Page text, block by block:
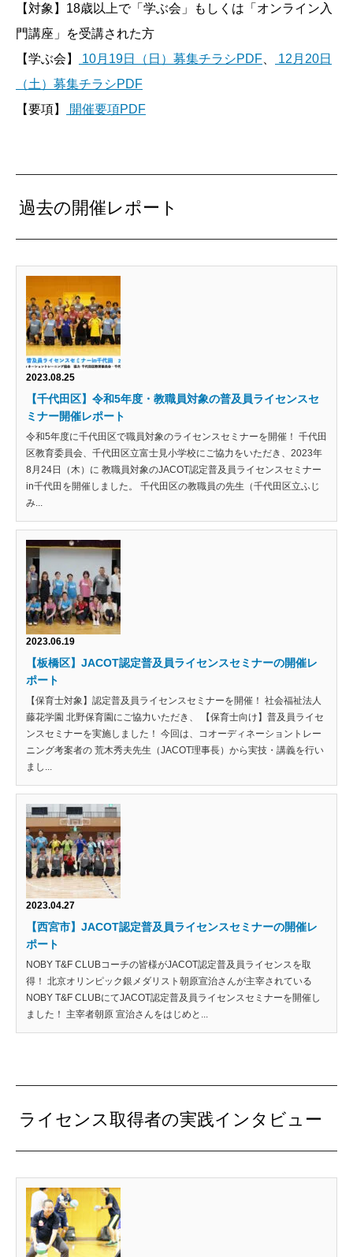
【対象】18歳以上で「学ぶ会」もしくは「オンライン入
門講座」を受講された方
【学ぶ会】
10月19日（日）募集チラシPDF
12月20日
（土）募集チラシPDF
【要項】
開催要項PDF
過去の開催レポート
2023.08.25
【千代田区】令和5年度・教職員対象の普及員ライセンスセ
ミナー開催レポート
令和5年度に千代田区で職員対象のライセンスセミナーを開催！ 千代田
区教育委員会、千代田区立富士見小学校にご協力をいただき、2023年
8月24日（木）に 教職員対象のJACOT認定普及員ライセンスセミナー
in千代田を開催しました。 千代田区の教職員の先生（千代田区立ふじ
み...
2023.06.19
【板橋区】JACOT認定普及員ライセンスセミナーの開催レ
ポート
【保育士対象】認定普及員ライセンスセミナーを開催！ 社会福祉法人
藤花学園 北野保育園にご協力いただき、 【保育士向け】普及員ライセ
ンスセミナーを実施しました！ 今回は、コオーディネーショントレー
ニング考案者の 荒木秀夫先生（JACOT理事長）から実技・講義を行い
まし...
2023.04.27
【西宮市】JACOT認定普及員ライセンスセミナーの開催レ
ポート
NOBY T&F CLUBコーチの皆様がJACOT認定普及員ライセンスを取
得！ 北京オリンピック銀メダリスト朝原宣治さんが主宰されている
NOBY T&F CLUBにてJACOT認定普及員ライセンスセミナーを開催し
ました！ 主宰者朝原 宣治さんをはじめと...
ライセンス取得者の実践インタビュー